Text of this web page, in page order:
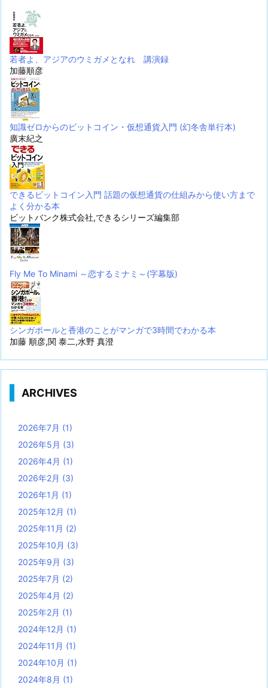
若者よ、アジアのウミガメとなれ 講演録
加藤順彦
知識ゼロからのビットコイン・仮想通貨入門 (幻冬舎単行本)
廣末紀之
できるビットコイン入門 話題の仮想通貨の仕組みから使い方まで
よく分かる本
ビットバンク株式会社,できるシリーズ編集部
Fly Me To Minami ～恋するミナミ～(字幕版)
シンガポールと香港のことがマンガで3時間でわかる本
加藤 順彦,関 泰二,水野 真澄
ARCHIVES
2026年7月 (1)
2026年5月 (3)
2026年4月 (1)
2026年2月 (3)
2026年1月 (1)
2025年12月 (1)
2025年11月 (2)
2025年10月 (3)
2025年9月 (3)
2025年7月 (2)
2025年4月 (2)
2025年2月 (1)
2024年12月 (1)
2024年11月 (1)
2024年10月 (1)
2024年8月 (1)